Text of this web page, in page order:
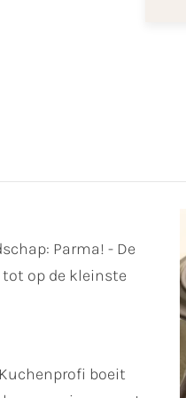
Parma! - De
op de kleinste
boeit